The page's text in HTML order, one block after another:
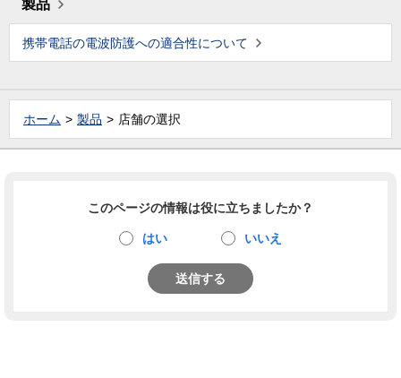
製品
携帯電話の電波防護への適合性について
ホーム 製品 店舗の選択
このページの情報は役に立ちましたか？
はい いいえ
送信する